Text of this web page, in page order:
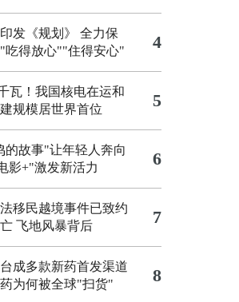
发《规划》 全力保
吃得放心""住得安心"
4
瓦！我国核电在运和
规模居世界首位
5
的故事"让年轻人奔向
影+"激发新活力 6
移民越境事件已致约
飞地风暴背后 7
成多款新药首发渠道
为何被全球"扫货"
8